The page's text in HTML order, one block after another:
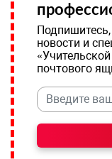
новости и
почтового